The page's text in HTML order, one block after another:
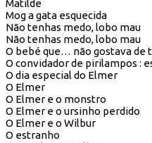
Matilde
Mog a gata esquecida
Não tenhas medo, lobo mau
Não tenhas medo, lobo mau
O bebé que… não gostava de
O convidador de pirilampos :
O dia especial do Elmer
O Elmer
O Elmer e o monstro
O Elmer e o ursinho perdido
O Elmer e o Wilbur
O estranho